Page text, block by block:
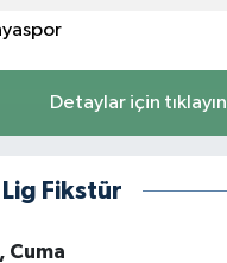
Detaylar için tıklayın
Fikstür
Cuma